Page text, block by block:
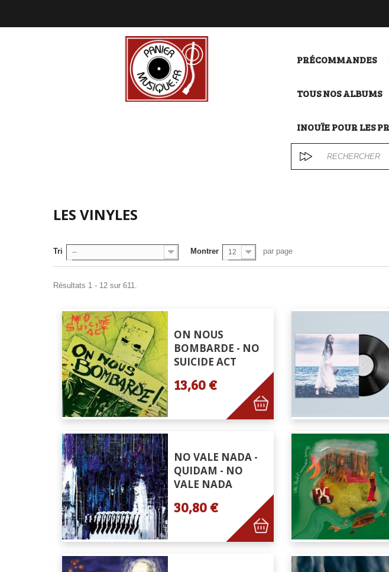
PRÉCOMMANDES
TOUS NOS ALBUMS
INOUÏE POUR LES
LES VINYLES
Tri -- Montrer 12 par page
Résultats 1 - 12 sur 611.
ON NOUS
BOMBARDE - NO
SUICIDE ACT
13,60 €
NO VALE NADA -
QUIDAM - NO
VALE NADA
30,80 €